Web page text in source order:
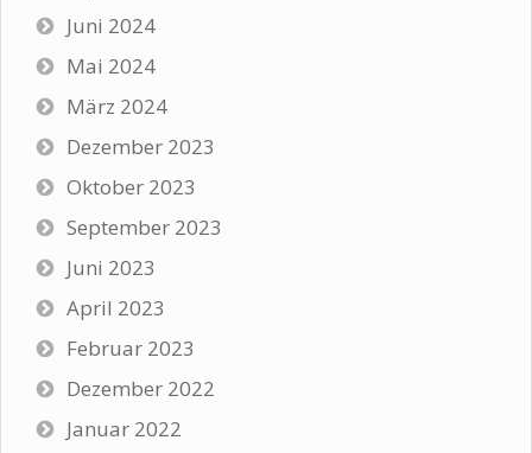
Juni 2024
Mai 2024
März 2024
Dezember 2023
Oktober 2023
September 2023
Juni 2023
April 2023
Februar 2023
Dezember 2022
Januar 2022